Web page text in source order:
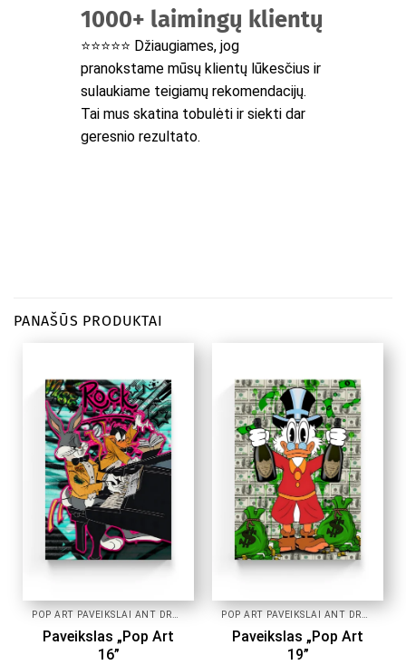
1000+ laimingų klientų
⭐⭐⭐⭐⭐ Džiaugiames, jog
pranokstame mūsų klientų lūkesčius ir
sulaukiame teigiamų rekomendacijų.
Tai mus skatina tobulėti ir siekti dar
geresnio rezultato.
PANAŠŪS PRODUKTAI
Paveikslas „Pop Art
16”
Paveikslas „Pop Art
19”